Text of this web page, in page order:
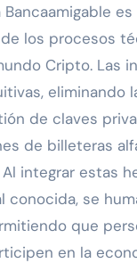
es
los procesos
Cripto. Las
eliminando
de claves
de billeteras
integrar estas
conocida, se
que
en la